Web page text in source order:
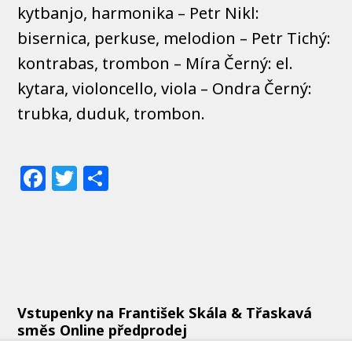
kytbanjo, harmonika – Petr Nikl:
bisernica, perkuse, melodion – Petr Tichý:
kontrabas, trombon – Míra Černý: el.
kytara, violoncello, viola – Ondra Černý:
trubka, duduk, trombon.
Facebook
Twitter
Vstupenky na František Skála & Třaskavá
směs Online předprodej